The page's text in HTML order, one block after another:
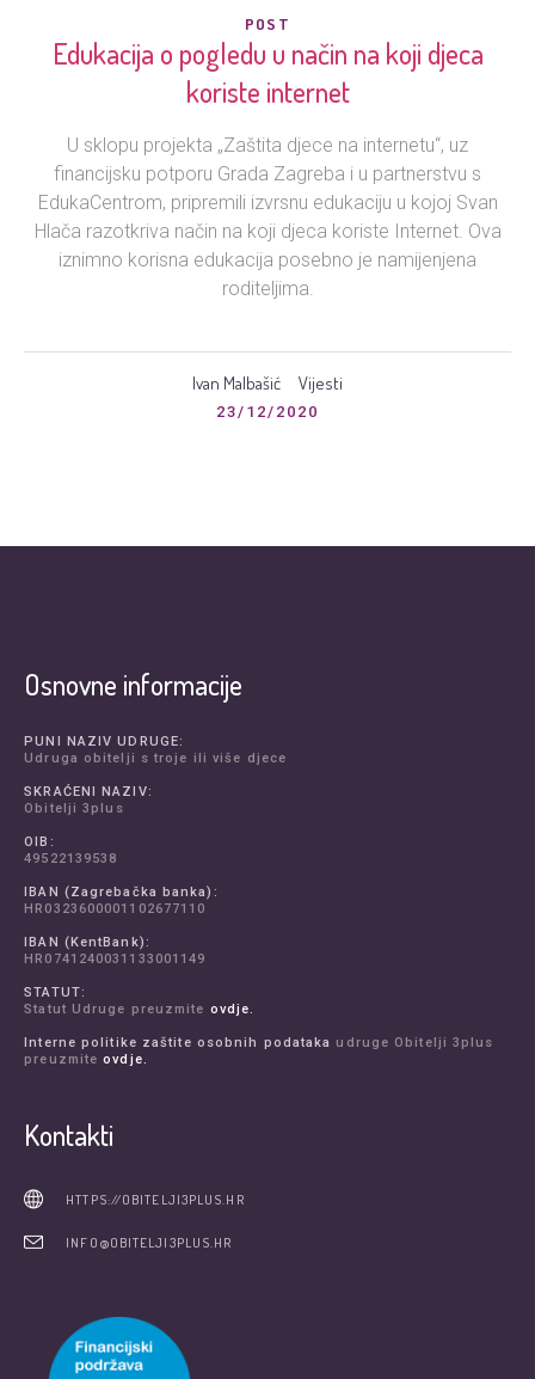
POST
Edukacija o pogledu u način na koji djeca
koriste internet
U sklopu projekta „Zaštita djece na internetu“, uz
financijsku potporu Grada Zagreba i u partnerstvu s
EdukaCentrom, pripremili izvrsnu edukaciju u kojoj Svan
Hlača razotkriva način na koji djeca koriste Internet. Ova
iznimno korisna edukacija posebno je namijenjena
roditeljima.
Ivan Malbašić Vijesti
23/12/2020
Osnovne informacije
PUNI NAZIV UDRUGE:
Udruga obitelji s troje ili više djece
SKRAĆENI NAZIV:
Obitelji 3plus
OIB:
49522139538
IBAN (Zagrebačka banka):
HR0323600001102677110
IBAN (KentBank):
HR0741240031133001149
STATUT:
Statut Udruge preuzmite ovdje.
Interne politike zaštite osobnih podataka udruge Obitelji 3plus
preuzmiteovdje.
Kontakti
HTTPS://OBITELJI3PLUS.HR
INFO@OBITELJI3PLUS.HR